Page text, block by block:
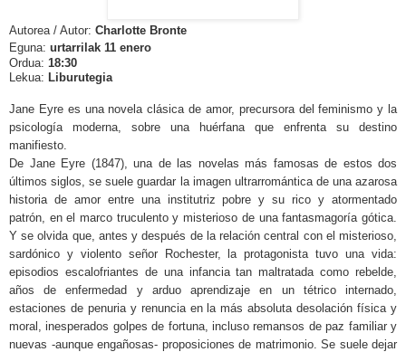
Autorea / Autor: Charlotte Bronte
Eguna: urtarrilak 11 enero
Ordua: 18:30
Lekua: Liburutegia
Jane Eyre es una novela clásica de amor, precursora del feminismo y la
psicología moderna, sobre una huérfana que enfrenta su destino
manifiesto.
De Jane Eyre (1847), una de las novelas más famosas de estos dos
últimos siglos, se suele guardar la imagen ultrarromántica de una azarosa
historia de amor entre una institutriz pobre y su rico y atormentado
patrón, en el marco truculento y misterioso de una fantasmagoría gótica.
Y se olvida que, antes y después de la relación central con el misterioso,
sardónico y violento señor Rochester, la protagonista tuvo una vida:
episodios escalofriantes de una infancia tan maltratada como rebelde,
años de enfermedad y arduo aprendizaje en un tétrico internado,
estaciones de penuria y renuncia en la más absoluta desolación física y
moral, inesperados golpes de fortuna, incluso remansos de paz familiar y
nuevas -aunque engañosas- proposiciones de matrimonio. Se suele dejar